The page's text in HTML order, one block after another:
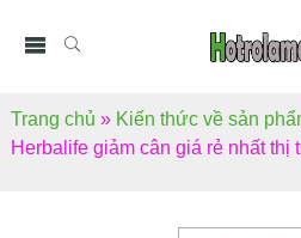
Trang chủ » Kiến thức về sản
Herbalife giảm cân giá rẻ nhất thị